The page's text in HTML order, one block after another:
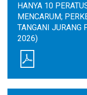
HANYA 10
MENCARUM;
TANGANI JURANG
2026)